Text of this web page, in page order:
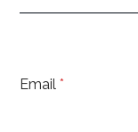
Email *